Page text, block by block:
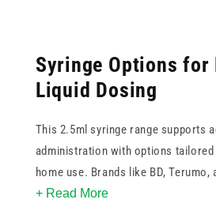
Syringe Options for
Liquid Dosing
This 2.5ml syringe range supports
administration with options
home use. Brands like BD, Terumo,
trusted for their build quality and
+ Read More